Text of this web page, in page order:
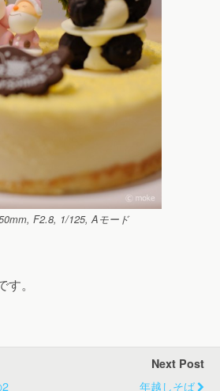
F2.8, 1/125, Aモード
。
Next Post
年越しそば